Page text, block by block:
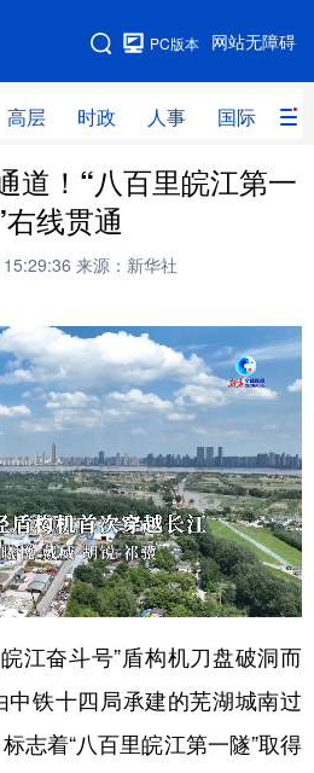
网站无障碍
PC版本
高层 时政 人事 国际 财
网站地图
时政 人事
网评
量子
健康 军事
政务
金融 汽车
信息化 数字经济
银龄 溯源中国
时尚 悦读
亚太网 上市公司
道！“八百里皖江第一
右线贯通
来源：新华社
奋斗号”盾构机刀盘破洞而
中铁十四局承建的芜湖城南过
志着“八百里皖江第一隧”取得